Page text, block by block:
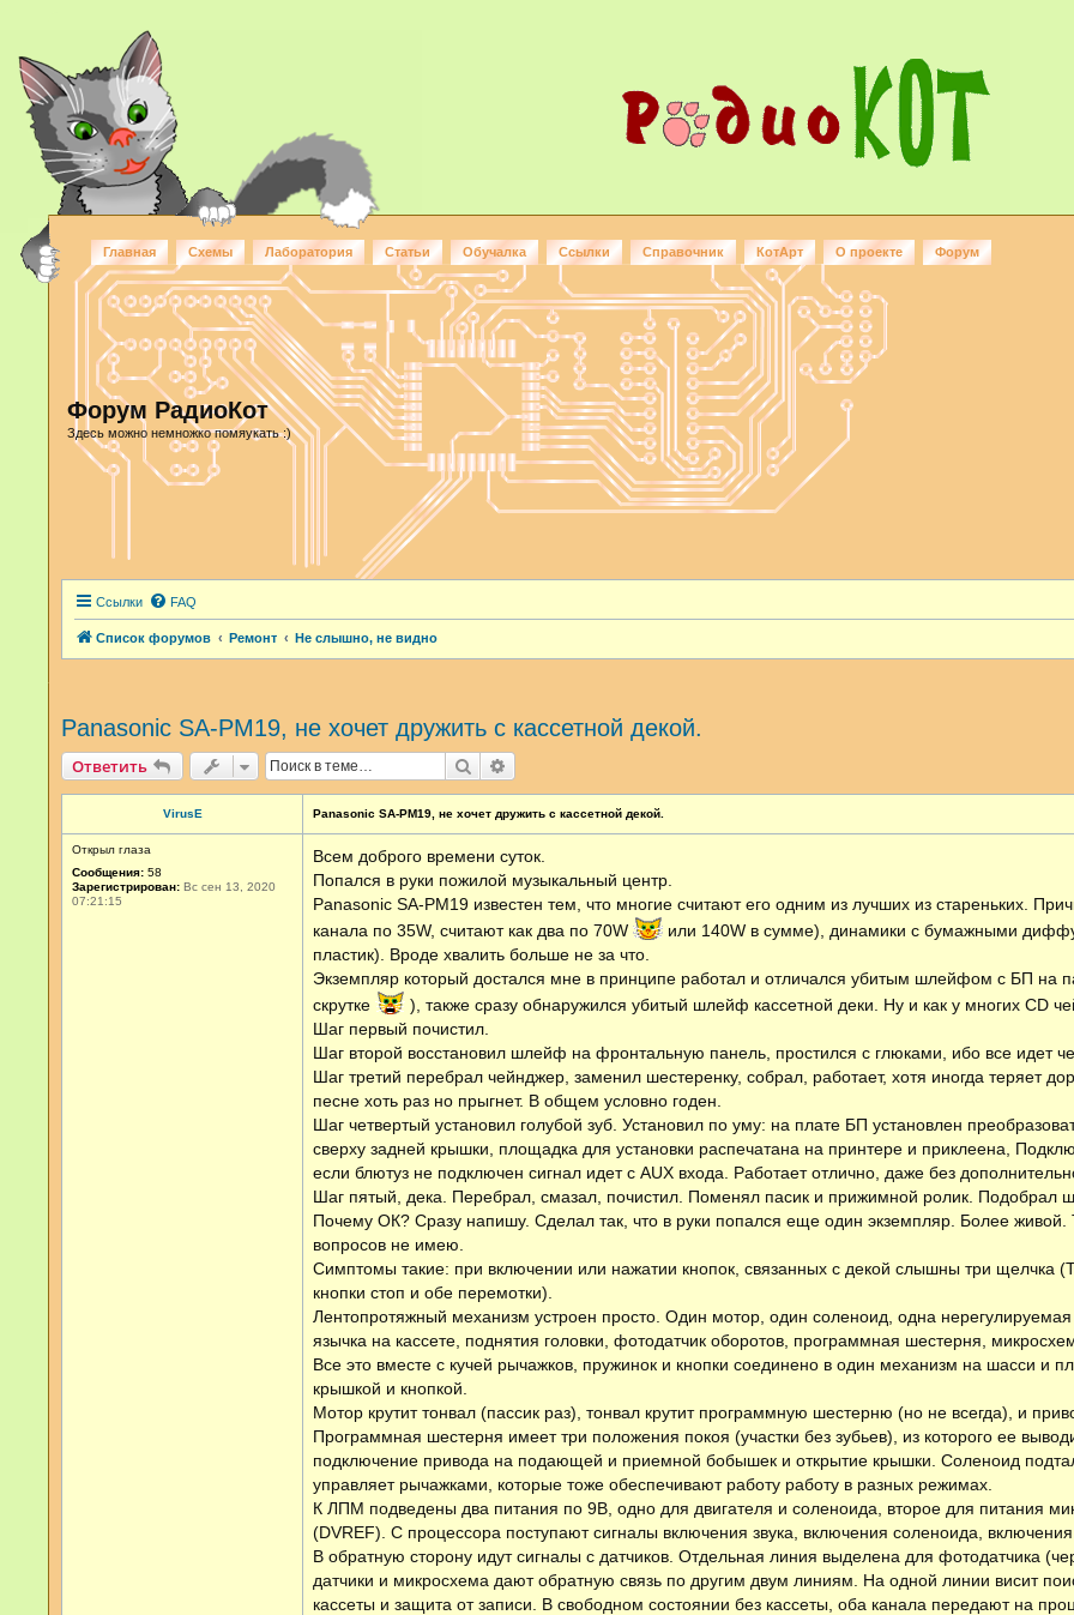
Главная Схемы Лаборатория Статьи Обучалка Ссылки Справочник КотАрт О проекте Форум
Форум РадиоКот
Здесь можно немножко помяукать :)
Ссылки FAQ
Список форумов Ремонт Не слышно, не видно
Panasonic SA-PM19, не хочет дружить с кассетной декой.
Ответить Поиск
VirusE
Открыл глаза
Сообщения: 58
Зарегистрирован: Вс сен 13, 2020
07:21:15
Panasonic SA-PM19, не хочет дружить с кассетной декой.
Всем доброго времени суток.
Попался в руки пожилой музыкальный центр.
Panasonic SA-PM19 известен тем, что многие считают его одним из лучших из стареньких.
канала по 35W, считают как два по 70W
или 140W в сумме), динамики с бумажными
пластик). Вроде хвалить больше не за что.
Экземпляр который достался мне в принципе работал и отличался убитым шлейфом с БП на
скрутке
), также сразу обнаружился убитый шлейф кассетной деки. Ну и как у многих CD
Шаг первый почистил.
Шаг второй восстановил шлейф на фронтальную панель, простился с глюками, ибо все идет
Шаг третий перебрал чейнджер, заменил шестеренку, собрал, работает, хотя иногда теряет
песне хоть раз но прыгнет. В общем условно годен.
Шаг четвертый установил голубой зуб. Установил по уму: на плате БП установлен
сверху задней крышки, площадка для установки распечатана на принтере и приклеена,
если блютуз не подключен сигнал идет с AUX входа. Работает отлично, даже без
Шаг пятый, дека. Перебрал, смазал, почистил. Поменял пасик и прижимной ролик. Подобрал
Почему ОК? Сразу напишу. Сделал так, что в руки попался еще один экземпляр. Более живой.
вопросов не имею.
Симптомы такие: при включении или нажатии кнопок, связанных с декой слышны три щелчка
кнопки стоп и обе перемотки).
Лентопротяжный механизм устроен просто. Один мотор, один соленоид, одна
язычка на кассете, поднятия головки, фотодатчик оборотов, программная шестерня,
Все это вместе с кучей рычажков, пружинок и кнопки соединено в один механизм на шасси и
крышкой и кнопкой.
Мотор крутит тонвал (пассик раз), тонвал крутит программную шестерню (но не всегда), и
Программная шестерня имеет три положения покоя (участки без зубьев), из которого ее
подключение привода на подающей и приемной бобышек и открытие крышки. Соленоид
управляет рычажками, которые тоже обеспечивают работу работу в разных режимах.
К ЛПМ подведены два питания по 9В, одно для двигателя и соленоида, второе для питания
(DVREF). С процессора поступают сигналы включения звука, включения соленоида, включения
В обратную сторону идут сигналы с датчиков. Отдельная линия выделена для фотодатчика
датчики и микросхема дают обратную связь по другим двум линиям. На одной линии висит
кассеты и защита от записи. В свободном состоянии без кассеты, оба канала передают на